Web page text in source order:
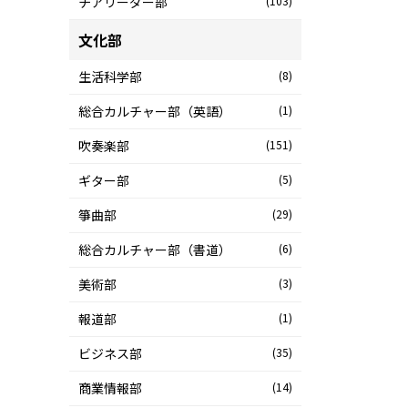
文化部
生活科学部 (8)
総合カルチャー部（英語） (1)
吹奏楽部 (151)
ギター部 (5)
箏曲部 (29)
総合カルチャー部（書道） (6)
美術部 (3)
報道部 (1)
ビジネス部 (35)
商業情報部 (14)